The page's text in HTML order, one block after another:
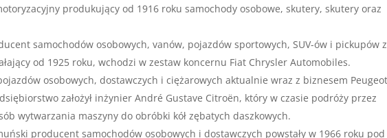
produkujący od 1916 roku samochody osobowe, skutery, skutery oraz
samochodów osobowych, vanów, pojazdów sportowych, SUV-ów i pickupów z
od 1925 roku, wchodzi w zestaw koncernu Fiat Chrysler Automobiles.
osobowych, dostawczych i ciężarowych aktualnie wraz z biznesem Peugeot
założył inżynier André Gustave Citroën, który w czasie podróży przez
wytwarzania maszyny do obróbki kół zębatych daszkowych.
producent samochodów osobowych i dostawczych powstały w 1966 roku pod